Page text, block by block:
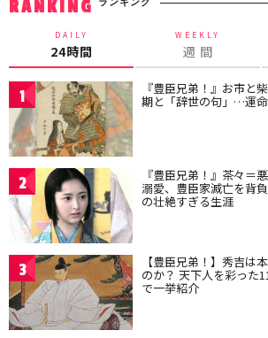
RANKING
DAILY
24時間
WEEKLY
週 間
1 『豊臣兄弟！』お市と
期と「辞世の句」…運
2 『豊臣兄弟！』茶々＝
溺愛、豊臣家滅亡を背
の壮絶すぎる生涯
3 【豊臣兄弟！】秀吉は
のか？ 天下人を彩った
で一挙紹介